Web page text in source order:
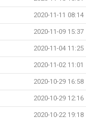
2020-11-11 08:14
2020-11-09 15:37
2020-11-04 11:25
2020-11-02 11:01
2020-10-29 16:58
2020-10-29 12:16
2020-10-22 19:18